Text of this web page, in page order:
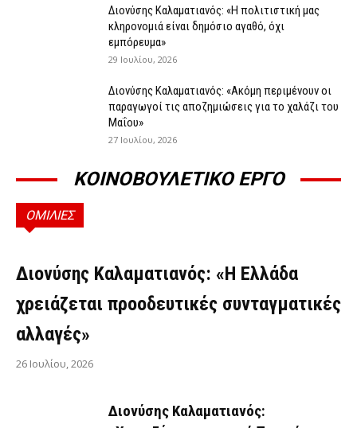
Διονύσης Καλαματιανός: «Η πολιτιστική μας
κληρονομιά είναι δημόσιο αγαθό, όχι
εμπόρευμα»
29 Ιουλίου, 2026
Διονύσης Καλαματιανός: «Ακόμη περιμένουν οι
παραγωγοί τις αποζημιώσεις για το χαλάζι του
Μαΐου»
27 Ιουλίου, 2026
ΚΟΙΝΟΒΟΥΛΕΤΙΚΟ ΕΡΓΟ
ΟΜΙΛΙΕΣ
ΟΜΙΛΊΕΣ
Διονύσης Καλαματιανός: «Η Ελλάδα
χρειάζεται προοδευτικές συνταγματικές
αλλαγές»
26 Ιουλίου, 2026
Διονύσης Καλαματιανός: